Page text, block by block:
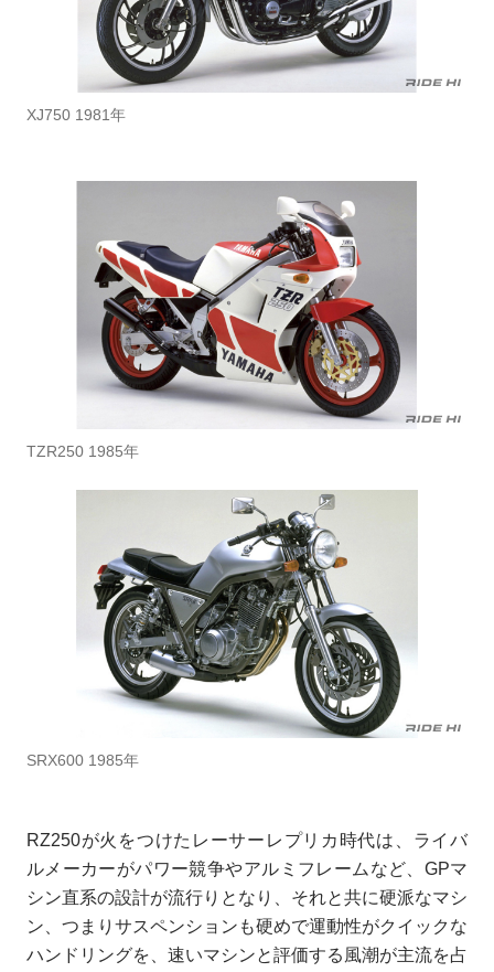
XJ750 1981年
TZR250 1985年
SRX600 1985年
RZ250が火をつけたレーサーレプリカ時代は、ライバ
ルメーカーがパワー競争やアルミフレームなど、GPマ
シン直系の設計が流行りとなり、それと共に硬派なマシ
ン、つまりサスペンションも硬めで運動性がクイックな
ハンドリングを、速いマシンと評価する風潮が主流を占